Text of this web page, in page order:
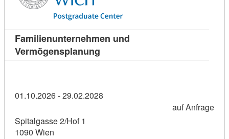
Familienunternehmen und
Vermögensplanung
01.10.2026 - 29.02.2028
auf Anfrage
Spitalgasse 2/Hof 1
1090 Wien